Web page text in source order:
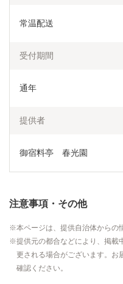
常温配送
受付期間
通年
提供者
御宿料亭　春光園
注意事項・その他
本ページは、提供自治体からの
提供元の都合などにより、掲載
更される場合がございます。お
確認ください。